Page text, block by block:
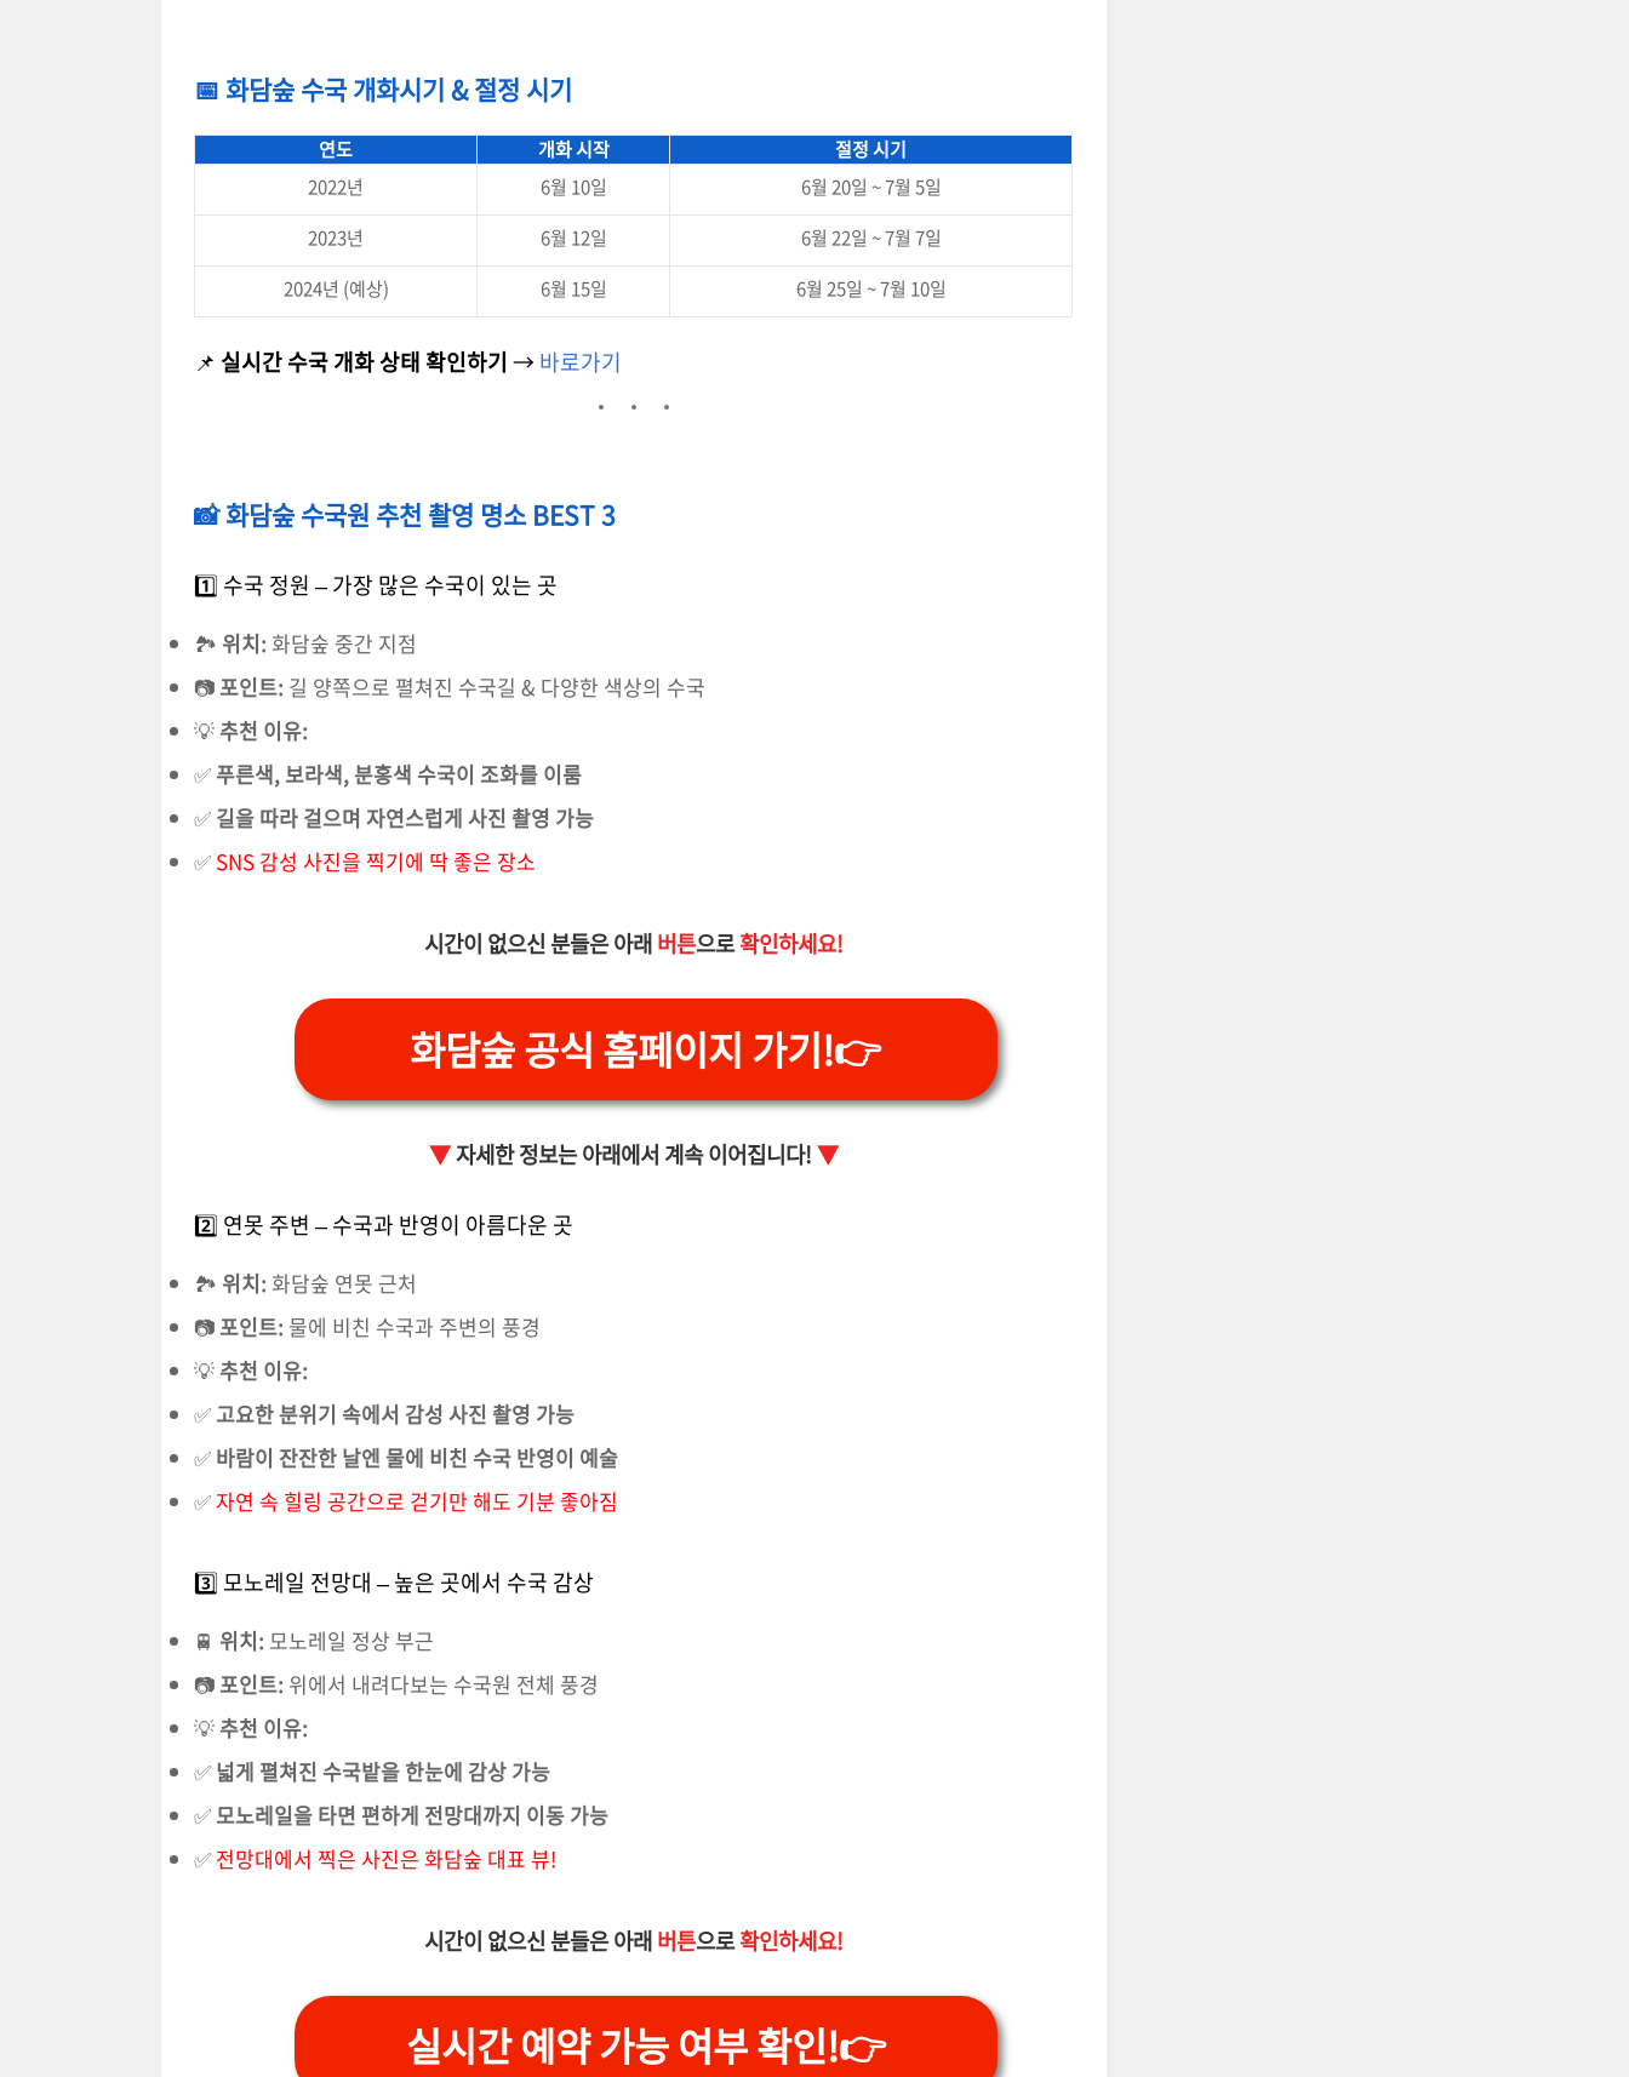
📅 화담숲 수국 개화시기 & 절정 시기
연도 개화 시작
절정 시기
2022년
6월 10일
6월 20일 ~ 7월 5일
2023년
6월 12일
6월 22일 ~ 7월 7일
2024년 (예상)
6월 15일 6월 25일 ~ 7월 10일
📌 실시간 수국 개화 상태 확인하기 → 바로가기
📸 화담숲 수국원 추천 촬영 명소 BEST 3
1️⃣ 수국 정원 – 가장 많은 수국이 있는 곳
🏞 위치: 화담숲 중간 지점
📷 포인트: 길 양쪽으로 펼쳐진 수국길 & 다양한 색상의 수국
💡 추천 이유:
✅ 푸른색, 보라색, 분홍색 수국이 조화를 이룸
✅ 길을 따라 걸으며 자연스럽게 사진 촬영 가능
✅ SNS 감성 사진을 찍기에 딱 좋은 장소
시간이 없으신 분들은 아래버튼으로확인하세요!
화담숲 공식 홈페이지 가기!👉
▼자세한 정보는 아래에서 계속 이어집니다!▼
2️⃣ 연못 주변 – 수국과 반영이 아름다운 곳
🏞 위치: 화담숲 연못 근처
📷 포인트: 물에 비친 수국과 주변의 풍경
💡 추천 이유:
✅ 고요한 분위기 속에서 감성 사진 촬영 가능
✅ 바람이 잔잔한 날엔 물에 비친 수국 반영이 예술
✅자연 속 힐링 공간으로 걷기만 해도 기분 좋아짐
3️⃣ 모노레일 전망대 – 높은 곳에서 수국 감상
🚆 위치: 모노레일 정상 부근
📷 포인트: 위에서 내려다보는 수국원 전체 풍경
💡 추천 이유:
✅ 넓게 펼쳐진 수국밭을 한눈에 감상 가능
✅ 모노레일을 타면 편하게 전망대까지 이동 가능
✅ 전망대에서 찍은 사진은 화담숲 대표 뷰!
시간이 없으신 분들은 아래버튼으로확인하세요!
실시간 예약 가능 여부 확인!👉